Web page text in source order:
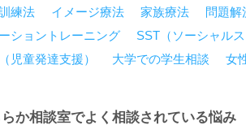
練法
イメージ療法 家族療法 問題解
ショントレーニング
SST（ソーシャル
児童発達支援）
大学での学生相談 女
らか相談室でよく相談されている悩み